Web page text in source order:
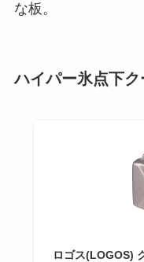
な板。
ハイパー氷点下ク
ロゴス(LOGOS)